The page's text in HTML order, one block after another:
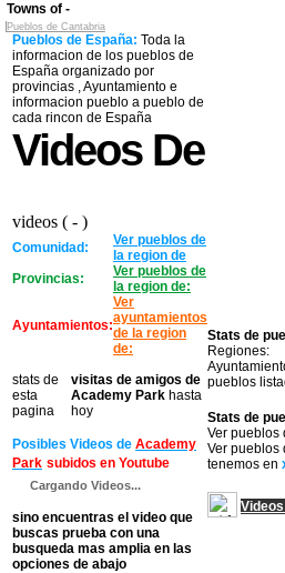
Towns of -
Pueblos de Cantabria
Pueblos de España: Toda la
informacion de los pueblos de
España organizado por
provincias , Ayuntamiento e
informacion pueblo a pueblo de
cada rincon de España
Videos De
videos ( - )
Comunidad:
Ver pueblos de
la region de
Provincias:
Ver pueblos de
la region de:
Ayuntamientos:
Ver
ayuntamientos
de la region
de:
stats de
esta
pagina
visitas de amigos de
Academy Park hasta
hoy
Posibles Videos de Academy
Park subidos en Youtube
Cargando Videos...
sino encuentras el video que
buscas prueba con una
busqueda mas amplia en las
opciones de abajo
Stats de
Regiones:
pueblos
Stats de
Ver pueblos
Ver pueblos
tenemos en